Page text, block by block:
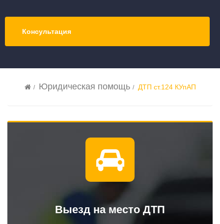
Консультация
Юридическая помощь ДТП ст.124 КУпАП
Выезд на место ДТП